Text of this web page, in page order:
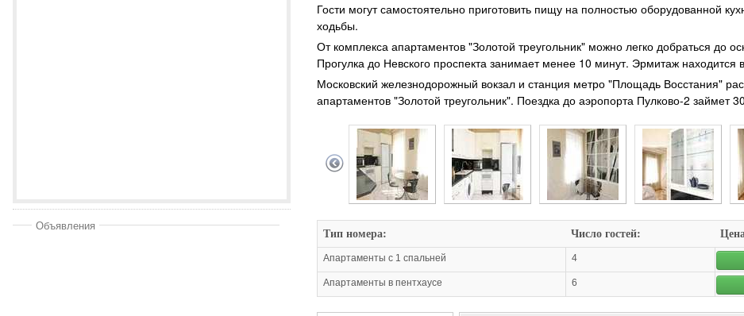
Объявления
Гости могут самостоятельно приготовить пищу на полностью оборудованной
ходьбы.
От комплекса апартаментов "Золотой треугольник" можно легко добраться до
Прогулка до Невского проспекта занимает менее 10 минут. Эрмитаж
Московский железнодорожный вокзал и станция метро "Площадь Восстания"
апартаментов "Золотой треугольник". Поездка до аэропорта Пулково-2 займет
Тип номера: Число гостей:
Апартаменты с 1 спальней 4
Апартаменты в пентхаусе 6